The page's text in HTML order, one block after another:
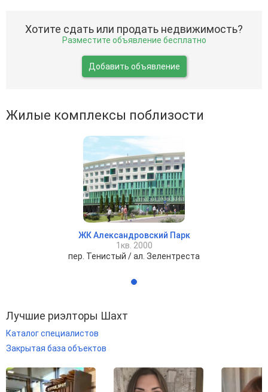
Хотите сдать или продать недвижимость?
Разместите объявление бесплатно
Добавить объявление
Жилые комплексы поблизости
ЖК Александровский Парк
1кв. 2000
пер. Тенистый / ал. Зелентреста
Лучшие риэлторы Шахт
Каталог специалистов
Закрытая база объектов